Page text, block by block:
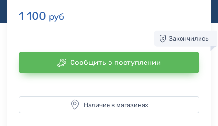
1 100 руб
Закончились
Сообщить о поступлении
Наличие в магазинах